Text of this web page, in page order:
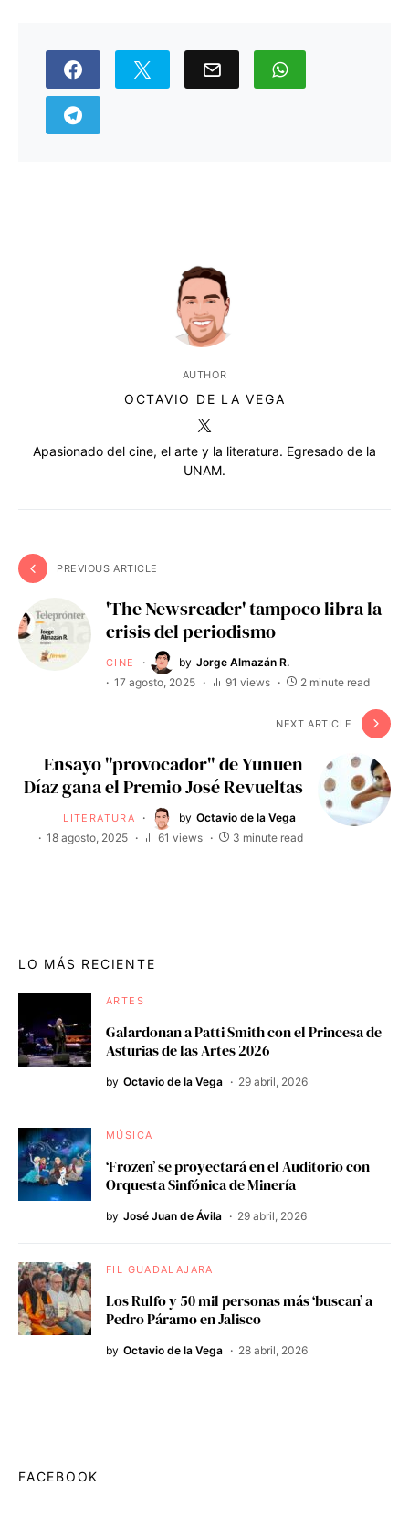
AUTHOR
OCTAVIO DE LA VEGA
Apasionado del cine, el arte y la literatura. Egresado de la
UNAM.
PREVIOUS ARTICLE
'The Newsreader' tampoco libra la
crisis del periodismo
CINE by Jorge Almazán R.
17 agosto, 2025
91 views 2 minute read
NEXT ARTICLE
Ensayo "provocador" de Yunuen
Díaz gana el Premio José Revueltas
LITERATURA by Octavio de la Vega
18 agosto, 2025
61 views 3 minute read
LO MÁS RECIENTE
ARTES
Galardonan a Patti Smith con el Princesa de
Asturias de las Artes 2026
by Octavio de la Vega 29 abril, 2026
MÚSICA
‘Frozen’ se proyectará en el Auditorio con
Orquesta Sinfónica de Minería
by José Juan de Ávila 29 abril, 2026
FIL GUADALAJARA
Los Rulfo y 50 mil personas más ‘buscan’ a
Pedro Páramo en Jalisco
by Octavio de la Vega 28 abril, 2026
FACEBOOK